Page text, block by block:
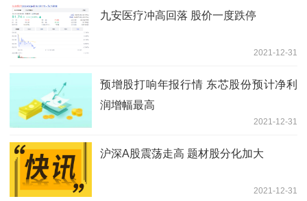
九安医疗冲高回落 股价一度跌停
2021-12-31
预增股打响年报行情 东芯股份预计净利
润增幅最高
2021-12-31
沪深A股震荡走高 题材股分化加大
2021-12-31